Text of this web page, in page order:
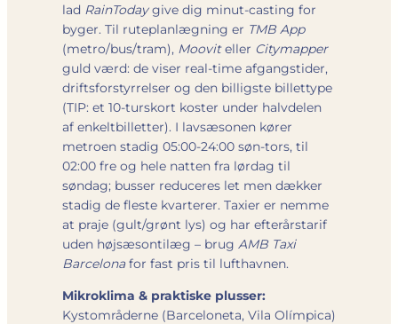
lad RainTodaygive dig minut-casting for
byger. Til ruteplanlægning er TMB App
(metro/bus/tram), Mooviteller Citymapper
guld værd: de viser real-time afgangstider,
driftsforstyrrelser og den billigste billettype
(TIP: et 10-turskort koster under halvdelen
af enkeltbilletter). I lavsæsonen kører
metroen stadig 05:00-24:00 søn-tors, til
02:00 fre og hele natten fra lørdag til
søndag; busser reduceres let men dækker
stadig de fleste kvarterer. Taxier er nemme
at praje (gult/grønt lys) og har efterårstarif
uden højsæson­tilæg – brug AMB Taxi
Barcelonafor fast pris til lufthavnen.
Mikroklima & praktiske plusser:
Kystområderne (Barceloneta, Vila Olímpica)